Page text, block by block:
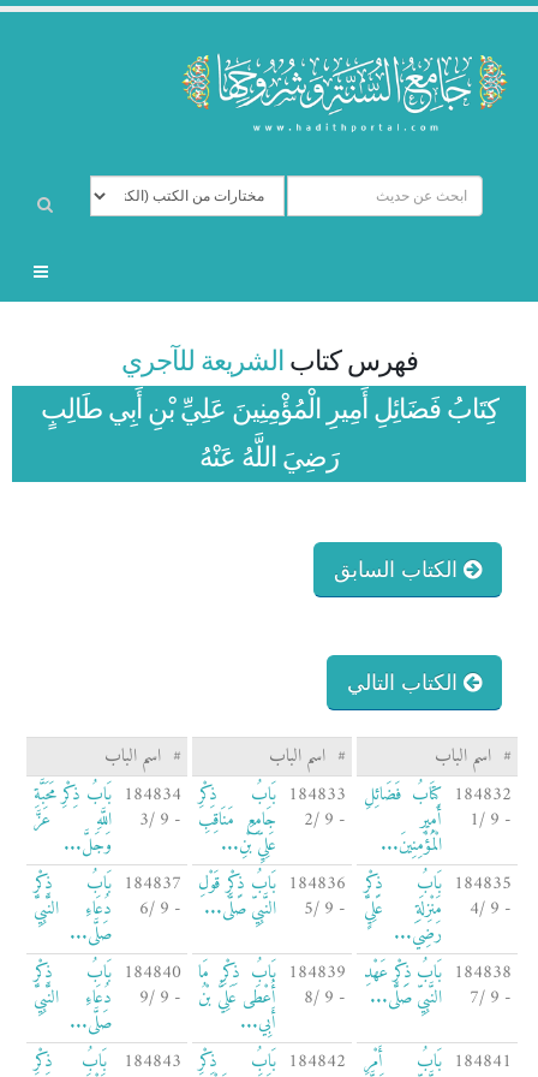
فهرس كتاب الشريعة للآجري
كِتَابُ فَضَائِلِ أَمِيرِ الْمُؤْمِنِينَ عَلِيِّ بْنِ أَبِي طَالِبٍ
رَضِيَ اللَّهُ عَنْهُ
الكتاب السابق
الكتاب التالي
# اسم الباب # اسم الباب # اسم الباب
184832
- 9 /1
كِتَابُ فَضَائِلِ
أَمِيرِ
الْمُؤْمِنِينَ...
184833
- 9 /2
بَابُ ذِكْرِ
جَامِعِ مَنَاقِبِ
عَلِيِّ بْنِ...
184834
- 9 /3
بَابُ ذِكْرِ مَحَبَّةِ
اللَّهِ عَزَّ
وَجَلَّ...
184835
- 9 /4
بَابُ ذِكْرِ
مَنْزِلَةِ عَلِيٍّ
رَضِيَ...
184836
- 9 /5
بَابُ ذِكْرِ قَوْلِ
النَّبِيِّ صَلَّى...
184837
- 9 /6
بَابُ ذِكْرِ
دُعَاءِ النَّبِيِّ
صَلَّى...
184838
- 9 /7
بَابُ ذِكْرِ عَهْدِ
النَّبِيِّ صَلَّى...
184839
- 9 /8
بَابُ ذِكْرِ مَا
أُعْطَى عَلِيُّ بْنُ
أَبِي...
184840
- 9 /9
بَابُ ذِكْرِ
دُعَاءِ النَّبِيِّ
صَلَّى...
184841 بَابُ أَمْرِ 184842 بَابُ ذِكْرِ 184843 بَابُ ذِكْرِ